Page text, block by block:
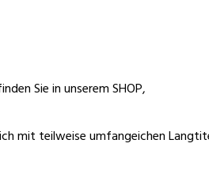
Sie in unserem SHOP,
mit teilweise umfangeichen